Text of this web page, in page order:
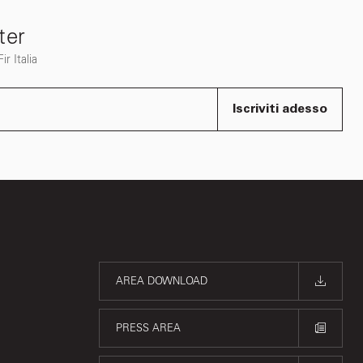
Italia
Iscriviti adesso
AREA DOWNLOAD
PRESS AREA